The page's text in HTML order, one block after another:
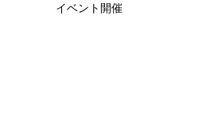
イベント開催